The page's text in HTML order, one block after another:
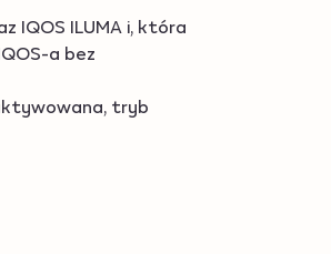
IQOS ILUMA i, która
a bez
tryb